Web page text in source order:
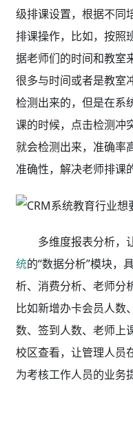
级排课设置，根据不同
排课操作，比如，按照
据老师们的时间和教室
很多与时间或者是教室
检测出来的，但是在系
课的时候，点击检测冲
就会检测出来，准确率
准确性，解决老师排课
多维度报表分析，
统的“数据分析”模块，
析、消费分析、老师分
比如新增办卡会员人数
数、签到人数、老师上
校区查看，让管理人员
为考核工作人员的业务